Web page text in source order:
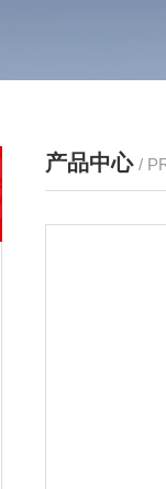
产品中心 /